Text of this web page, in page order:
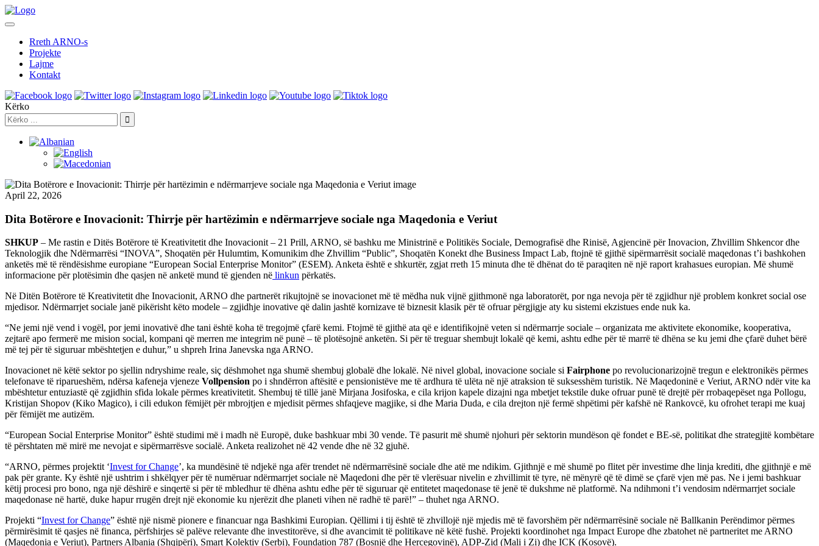
Rreth ARNO-s
Projekte
Lajme
Kontakt
Kërko
April 22, 2026
Dita Botërore e Inovacionit: Thirrje për hartëzimin e ndërmarrjeve sociale nga Maqedonia e Veriut
SHKUP – Me rastin e Ditës Botërore të Kreativitetit dhe Inovacionit – 21 Prill, ARNO, së bashku me Ministrinë e Politikës Sociale, Demografisë dhe Rinisë, Agjencinë për Inovacion, Zhvillim Shkencor dhe
Teknologjik dhe Ndërmarrësi “INOVA”, Shoqatën për Hulumtim, Komunikim dhe Zhvillim “Public”, Shoqatën Konekt dhe Business Impact Lab, ftojnë të gjithë sipërmarrësit socialë maqedonas t’i bashkohen
anketës më të rëndësishme europiane “European Social Enterprise Monitor” (ESEM). Anketa është e shkurtër, zgjat rreth 15 minuta dhe të dhënat do të paraqiten në një raport krahasues europian. Më shumë
informacione për plotësimin dhe qasjen në anketë mund të gjenden në linkun përkatës.
Në Ditën Botërore të Kreativitetit dhe Inovacionit, ARNO dhe partnerët rikujtojnë se inovacionet më të mëdha nuk vijnë gjithmonë nga laboratorët, por nga nevoja për të zgjidhur një problem konkret social ose
mjedisor. Ndërmarrjet sociale janë pikërisht këto modele – zgjidhje inovative që dalin jashtë kornizave të biznesit klasik për të ofruar përgjigje aty ku sistemi ekzistues ende nuk ka.
“Ne jemi një vend i vogël, por jemi inovativë dhe tani është koha të tregojmë çfarë kemi. Ftojmë të gjithë ata që e identifikojnë veten si ndërmarrje sociale – organizata me aktivitete ekonomike, kooperativa,
zejtarë apo fermerë me mision social, kompani që merren me integrim në punë – të plotësojnë anketën. Si për të treguar shembujt lokalë që kemi, ashtu edhe për të marrë të dhëna se ku jemi dhe çfarë duhet bërë
më tej për të siguruar mbështetjen e duhur,” u shpreh Irina Janevska nga ARNO.
Inovacionet në këtë sektor po sjellin ndryshime reale, siç dëshmohet nga shumë shembuj globalë dhe lokalë. Në nivel global, inovacione sociale si Fairphone po revolucionarizojnë tregun e elektronikës përmes
telefonave të riparueshëm, ndërsa kafeneja vjeneze Vollpension po i shndërron aftësitë e pensionistëve me të ardhura të ulëta në një atraksion të suksesshëm turistik. Në Maqedoninë e Veriut, ARNO ndër vite ka
mbështetur entuziastë që zgjidhin sfida lokale përmes kreativitetit. Shembuj të tillë janë Mirjana Josifoska, e cila krijon kapele dizajni nga mbetjet tekstile duke ofruar punë të drejtë për rrobaqepëset nga Pollogu,
Kristijan Shopov (Kiko Magico), i cili edukon fëmijët për mbrojtjen e mjedisit përmes shfaqjeve magjike, si dhe Maria Duda, e cila drejton një fermë shpëtimi për kafshë në Rankovcë, ku ofrohet terapi me kuaj
për fëmijët me autizëm.
“European Social Enterprise Monitor” është studimi më i madh në Europë, duke bashkuar mbi 30 vende. Të pasurit më shumë njohuri për sektorin mundëson që fondet e BE-së, politikat dhe strategjitë kombëtare
të përshtaten më mirë me nevojat e sipërmarrësve socialë. Anketa realizohet në 42 vende dhe në 32 gjuhë.
“ARNO, përmes projektit ‘Invest for Change’, ka mundësinë të ndjekë nga afër trendet në ndërmarrësinë sociale dhe atë me ndikim. Gjithnjë e më shumë po flitet për investime dhe linja krediti, dhe gjithnjë e më
pak për grante. Ky është një ushtrim i shkëlqyer për të numëruar ndërmarrjet sociale në Maqedoni dhe për të vlerësuar nivelin e zhvillimit të tyre, në mënyrë që të dimë se çfarë vjen më pas. Ne i jemi bashkuar
këtij procesi pro bono, nga një dëshirë e sinqertë si për të mbledhur të dhëna ashtu edhe për të siguruar që entitetet maqedonase të jenë të dukshme në platformë. Na ndihmoni t’i vendosim ndërmarrjet sociale
maqedonase në hartë, duke hapur rrugën drejt një ekonomie ku njerëzit dhe planeti vihen në radhë të parë!” – thuhet nga ARNO.
Projekti “Invest for Change” është një nismë pionere e financuar nga Bashkimi Europian. Qëllimi i tij është të zhvillojë një mjedis më të favorshëm për ndërmarrësinë sociale në Ballkanin Perëndimor përmes
përmirësimit të qasjes në financa, përfshirjes së palëve relevante dhe investitorëve, si dhe avancimit të politikave në këtë fushë. Projekti koordinohet nga Impact Europe dhe zbatohet në partneritet me ARNO
(Maqedonia e Veriut), Partners Albania (Shqipëri), Smart Kolektiv (Serbi), Foundation 787 (Bosnjë dhe Hercegovinë), ADP-Zid (Mali i Zi) dhe ICK (Kosovë).